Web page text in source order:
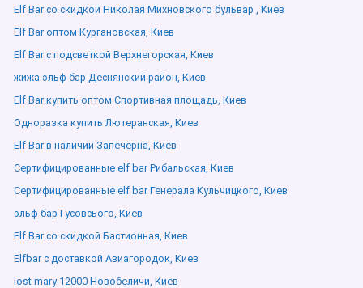
Elf Bar со скидкой Николая Михновского бульвар , Киев
Elf Bar оптом Кургановская, Киев
Elf Bar с подсветкой Верхнегорская, Киев
жижа эльф бар Деснянский район, Киев
Elf Bar купить оптом Спортивная площадь, Киев
Одноразка купить Лютеранская, Киев
Elf Bar в наличии Запечерна, Киев
Сертифицированные elf bar Рибальская, Киев
Сертифицированные elf bar Генерала Кульчицкого, Киев
эльф бар Гусовсього, Киев
Elf Bar со скидкой Бастионная, Киев
Elfbar с доставкой Авиагородок, Киев
lost mary 12000 Новобеличи, Киев